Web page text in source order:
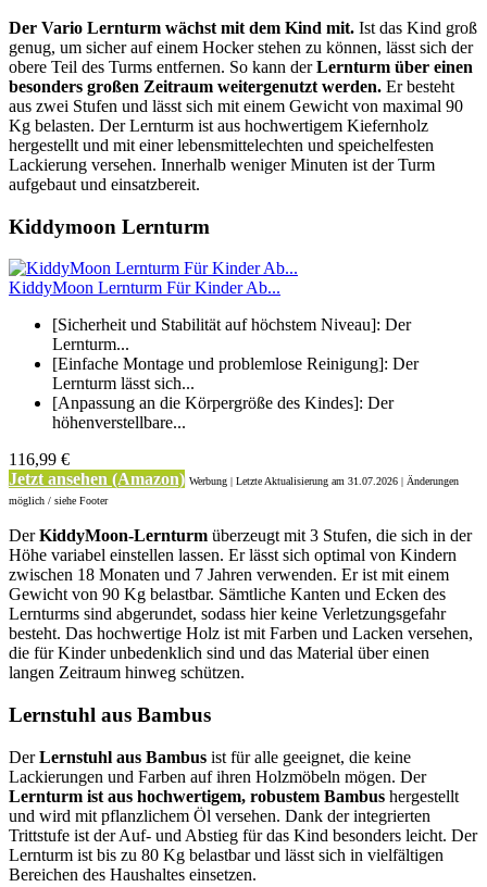
Der Vario Lernturm wächst mit dem Kind mit. Ist das Kind groß
genug, um sicher auf einem Hocker stehen zu können, lässt sich der
obere Teil des Turms entfernen. So kann derLernturm über einen
besonders großen Zeitraum weitergenutzt werden. Er besteht
aus zwei Stufen und lässt sich mit einem Gewicht von maximal 90
Kg belasten. Der Lernturm ist aus hochwertigem Kiefernholz
hergestellt und mit einer lebensmittelechten und speichelfesten
Lackierung versehen. Innerhalb weniger Minuten ist der Turm
aufgebaut und einsatzbereit.
Kiddymoon Lernturm
KiddyMoon Lernturm Für Kinder Ab...
[Sicherheit und Stabilität auf höchstem Niveau]: Der
Lernturm...
[Einfache Montage und problemlose Reinigung]: Der
Lernturm lässt sich...
[Anpassung an die Körpergröße des Kindes]: Der
höhenverstellbare...
116,99 €
Jetzt ansehen (Amazon) Werbung | Letzte Aktualisierung am 31.07.2026 | Änderungen
möglich / siehe Footer
DerKiddyMoon-Lernturm überzeugt mit 3 Stufen, die sich in der
Höhe variabel einstellen lassen. Er lässt sich optimal von Kindern
zwischen 18 Monaten und 7 Jahren verwenden. Er ist mit einem
Gewicht von 90 Kg belastbar. Sämtliche Kanten und Ecken des
Lernturms sind abgerundet, sodass hier keine Verletzungsgefahr
besteht. Das hochwertige Holz ist mit Farben und Lacken versehen,
die für Kinder unbedenklich sind und das Material über einen
langen Zeitraum hinweg schützen.
Lernstuhl aus Bambus
DerLernstuhl aus Bambus ist für alle geeignet, die keine
Lackierungen und Farben auf ihren Holzmöbeln mögen. Der
Lernturm ist aus hochwertigem, robustem Bambus hergestellt
und wird mit pflanzlichem Öl versehen. Dank der integrierten
Trittstufe ist der Auf- und Abstieg für das Kind besonders leicht. Der
Lernturm ist bis zu 80 Kg belastbar und lässt sich in vielfältigen
Bereichen des Haushaltes einsetzen.